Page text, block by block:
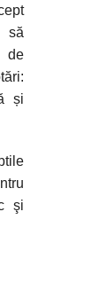
să
de
și
şi